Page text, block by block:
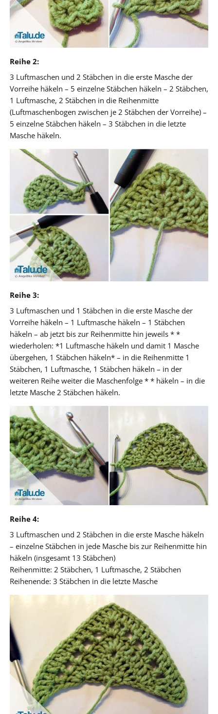
Reihe 2:
3 Luftmaschen und 2 Stäbchen in die erste Masche der
Vorreihe häkeln – 5 einzelne Stäbchen häkeln – 2 Stäbchen,
1 Luftmasche, 2 Stäbchen in die Reihenmitte
(Luftmaschenbogen zwischen je 2 Stäbchen der Vorreihe) –
5 einzelne Stäbchen häkeln – 3 Stäbchen in die letzte
Masche häkeln.
Reihe 3:
3 Luftmaschen und 1 Stäbchen in die erste Masche der
Vorreihe häkeln – 1 Luftmasche häkeln – 1 Stäbchen
häkeln – ab jetzt bis zur Reihenmitte hin jeweils * *
wiederholen: *1 Luftmasche häkeln und damit 1 Masche
übergehen, 1 Stäbchen häkeln* – in die Reihenmitte 1
Stäbchen, 1 Luftmasche, 1 Stäbchen häkeln – in der
weiteren Reihe weiter die Maschenfolge * * häkeln – in die
letzte Masche 2 Stäbchen häkeln.
Reihe 4:
3 Luftmaschen und 2 Stäbchen in die erste Masche häkeln
– einzelne Stäbchen in jede Masche bis zur Reihenmitte hin
häkeln (insgesamt 13 Stäbchen)
Reihenmitte: 2 Stäbchen, 1 Luftmasche, 2 Stäbchen
Reihenende: 3 Stäbchen in die letzte Masche